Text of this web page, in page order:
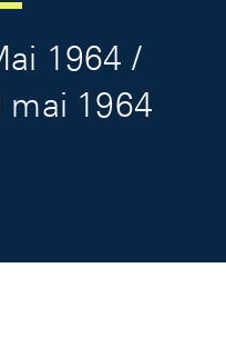
1964 /
mai 1964